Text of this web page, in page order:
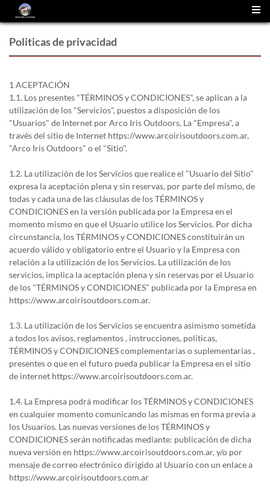
Politicas de privacidad
1 ACEPTACIÓN
1.1. Los presentes "TÉRMINOS y CONDICIONES", se aplican a la
utilización de los "Servicios", puestos a disposición de los
"Usuarios" de Internet por Arco Iris Outdoors, La "Empresa", a
través del sitio de Internet https://www.arcoirisoutdoors.com.ar,
"Arco Iris Outdoors" o el "Sitio".
1.2. La utilización de los Servicios que realice el "Usuario del Sitio"
expresa la aceptación plena y sin reservas, por parte del mismo, de
todas y cada una de las cláusulas de los TÉRMINOS y
CONDICIONES en la versión publicada por la Empresa en el
momento mismo en que el Usuario utilice los Servicios. Por dicha
circunstancia, los TÉRMINOS y CONDICIONES constituirán un
acuerdo válido y obligatorio entre el Usuario y la Empresa con
relación a la utilización de los Servicios. La utilización de los
servicios, implica la aceptación plena y sin reservas por el Usuario
de los "TÉRMINOS y CONDICIONES" publicada por la Empresa en
https://www.arcoirisoutdoors.com.ar.
1.3. La utilización de los Servicios se encuentra asimismo sometida
a todos los avisos, reglamentos , instrucciones, políticas,
TÉRMINOS y CONDICIONES complementarias o suplementarias ,
presentes o que en el futuro pueda publicar la Empresa en el sitio
de internet https://www.arcoirisoutdoors.com.ar.
1.4. La Empresa podrá modificar los TÉRMINOS y CONDICIONES
en cualquier momento comunicando las mismas en forma previa a
los Usuarios. Las nuevas versiones de los TÉRMINOS y
CONDICIONES serán notificadas mediante: publicación de dicha
nueva versión en https://www.arcoirisoutdoors.com.ar, y/o por
mensaje de correo electrónico dirigido al Usuario con un enlace a
https://www.arcoirisoutdoors.com.ar